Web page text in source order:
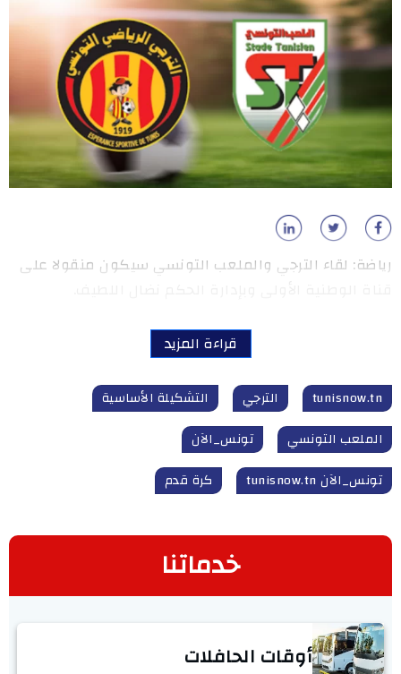
رياضة: لقاء الترجي والملعب التونسي سيكون منقولا على
قراءة المزيد
tunisnow.tn الترجي
التشكيلة الأساسية
الملعب التونسي
تونس_الآن
تونس_الآن tunisnow.tn
كرة قدم
خدماتنا
أوقات الحافلات